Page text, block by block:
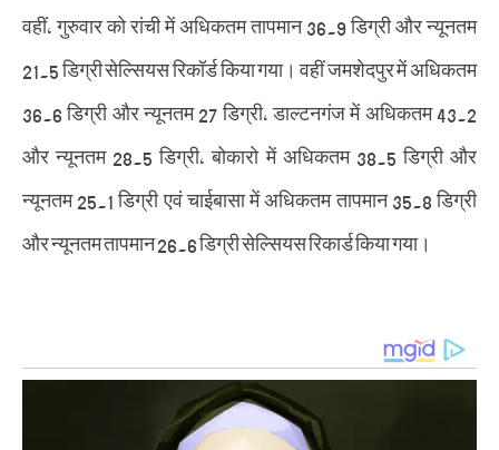
वहीं, गुरुवार को रांची में अधिकतम तापमान 36.9 डिग्री और न्यूनतम
21.5 डिग्री सेल्सियस रिकॉर्ड किया गया। वहीं जमशेदपुर में अधिकतम
36.6 डिग्री और न्यूनतम 27 डिग्री, डाल्टनगंज में अधिकतम 43.2
और न्यूनतम 28.5 डिग्री, बोकारो में अधिकतम 38.5 डिग्री और
न्यूनतम 25.1 डिग्री एवं चाईबासा में अधिकतम तापमान 35.8 डिग्री
और न्यूनतम तापमान 26.6 डिग्री सेल्सियस रिकार्ड किया गया।